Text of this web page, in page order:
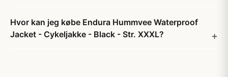
Hvor kan jeg købe Endura Hummvee Waterproof
Jacket - Cykeljakke - Black - Str. XXXL?